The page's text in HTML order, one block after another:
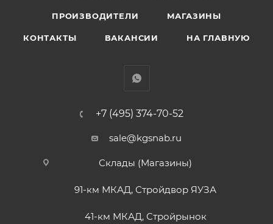
ПРОИЗВОДИТЕЛИ МАГАЗИНЫ
КОНТАКТЫ ВАКАНСИИ НА ГЛАВНУЮ
+7 (495) 374-70-52
sale@kgsnab.ru
Склады (Магазины)
91-км МКАД, Стройдвор ЯУЗА
41-км МКАД, Стройрынок